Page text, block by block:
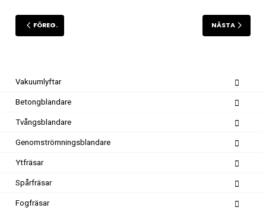
FÖREG. NÄSTA
Vakuumlyftar
Betongblandare
Tvångsblandare
Genomströmningsblandare
Ytfräsar
Spårfräsar
Fogfräsar